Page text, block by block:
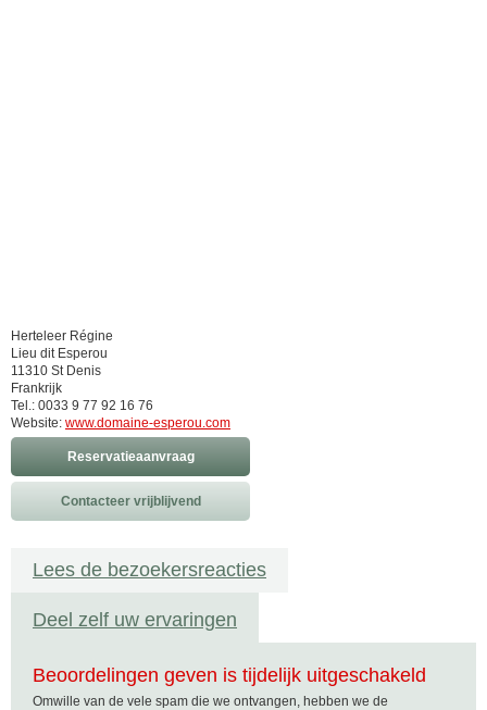
Herteleer Régine
Lieu dit Esperou
11310 St Denis
Frankrijk
Tel.: 0033 9 77 92 16 76
Website: www.domaine-esperou.com
Reservatieaanvraag
Contacteer vrijblijvend
Lees de bezoekersreacties
Deel zelf uw ervaringen
Beoordelingen geven is tijdelijk uitgeschakeld
Omwille van de vele spam die we ontvangen, hebben we de